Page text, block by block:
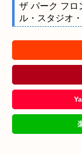
ザ パーク フロ
ル・スタジオ